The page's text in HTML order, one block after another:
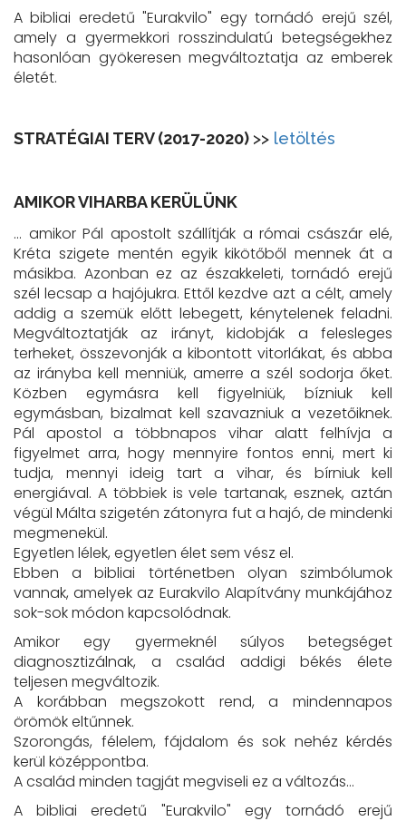
A bibliai eredetű "Eurakvilo" egy tornádó erejű szél,
amely a gyermekkori rosszindulatú betegségekhez
hasonlóan gyökeresen megváltoztatja az emberek
életét.
STRATÉGIAI TERV (2017-2020) >> letöltés
AMIKOR VIHARBA KERÜLÜNK
… amikor Pál apostolt szállítják a római császár elé,
Kréta szigete mentén egyik kikötőből mennek át a
másikba. Azonban ez az északkeleti, tornádó erejű
szél lecsap a hajójukra. Ettől kezdve azt a célt, amely
addig a szemük előtt lebegett, kénytelenek feladni.
Megváltoztatják az irányt, kidobják a felesleges
terheket, összevonják a kibontott vitorlákat, és abba
az irányba kell menniük, amerre a szél sodorja őket.
Közben egymásra kell figyelniük, bízniuk kell
egymásban, bizalmat kell szavazniuk a vezetőiknek.
Pál apostol a többnapos vihar alatt felhívja a
figyelmet arra, hogy mennyire fontos enni, mert ki
tudja, mennyi ideig tart a vihar, és bírniuk kell
energiával. A többiek is vele tartanak, esznek, aztán
végül Málta szigetén zátonyra fut a hajó, de mindenki
megmenekül.
Egyetlen lélek, egyetlen élet sem vész el.
Ebben a bibliai történetben olyan szimbólumok
vannak, amelyek az Eurakvilo Alapítvány munkájához
sok-sok módon kapcsolódnak.
Amikor egy gyermeknél súlyos betegséget
diagnosztizálnak, a család addigi békés élete
teljesen megváltozik.
A korábban megszokott rend, a mindennapos
örömök eltűnnek.
Szorongás, félelem, fájdalom és sok nehéz kérdés
kerül középpontba.
A család minden tagját megviseli ez a változás…
A bibliai eredetű "Eurakvilo" egy tornádó erejű